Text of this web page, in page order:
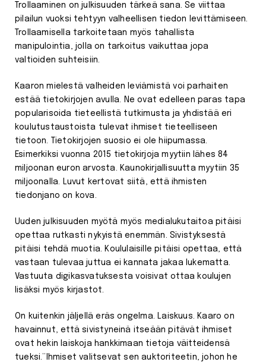
Trollaaminen on julkisuuden tärkeä sana. Se viittaa
pilailun vuoksi tehtyyn valheellisen tiedon levittämiseen.
Trollaamisella tarkoitetaan myös tahallista
manipulointia, jolla on tarkoitus vaikuttaa jopa
valtioiden suhteisiin.
Kaaron mielestä valheiden leviämistä voi parhaiten
estää tietokirjojen avulla. Ne ovat edelleen paras tapa
popularisoida tieteellistä tutkimusta ja yhdistää eri
koulutustaustoista tulevat ihmiset tieteelliseen
tietoon. Tietokirjojen suosio ei ole hiipumassa.
Esimerkiksi vuonna 2015 tietokirjoja myytiin lähes 84
miljoonan euron arvosta. Kaunokirjallisuutta myytiin 35
miljoonalla. Luvut kertovat siitä, että ihmisten
tiedonjano on kova.
Uuden julkisuuden myötä myös medialukutaitoa pitäisi
opettaa rutkasti nykyistä enemmän. Sivistyksestä
pitäisi tehdä muotia. Koululaisille pitäisi opettaa, että
vastaan tulevaa juttua ei kannata jakaa lukematta.
Vastuuta digikasvatuksesta voisivat ottaa koulujen
lisäksi myös kirjastot.
On kuitenkin jäljellä eräs ongelma. Laiskuus. Kaaro on
havainnut, että sivistyneinä itseään pitävät ihmiset
ovat hekin laiskoja hankkimaan tietoja väitteidensä
tueksi.”Ihmiset valitsevat sen auktoriteetin, johon he